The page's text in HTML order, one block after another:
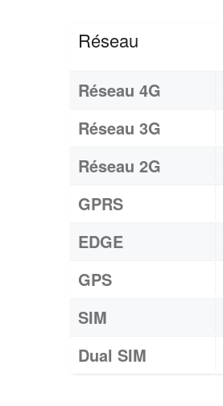
Réseau
Réseau 4G
Réseau 3G
Réseau 2G
GPRS
EDGE
GPS
SIM
Dual SIM